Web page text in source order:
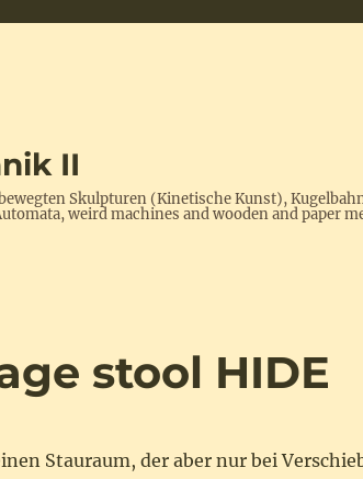
II
Skulpturen (Kinetische Kunst),
weird machines and wooden and paper
stool HIDE
Stauraum, der aber nur bei